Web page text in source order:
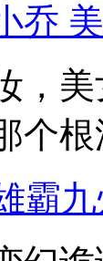
乔
，
个
霸